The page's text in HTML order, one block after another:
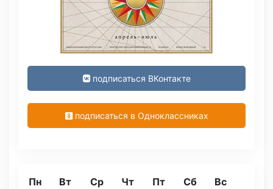
подписаться ВКонтакте
подписаться в Одноклассниках
Пн Вт Ср Чт Пт Сб Вс